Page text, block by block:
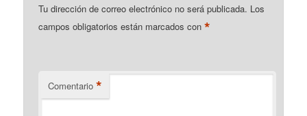
Tu dirección de correo electrónico no será publicada. Los
campos obligatorios están marcados con*
Comentario *